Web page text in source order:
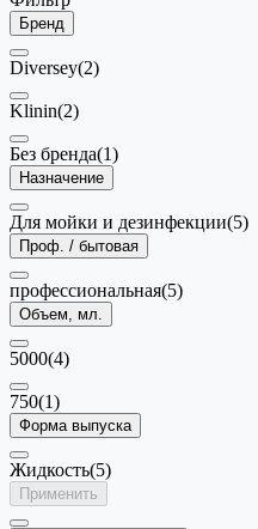
Бренд
Diversey(2)
Klinin(2)
Без бренда(1)
Назначение
Для мойки и дезинфекции(5)
Проф. / бытовая
профессиональная(5)
Объем, мл.
5000(4)
750(1)
Форма выпуска
Жидкость(5)
Применить